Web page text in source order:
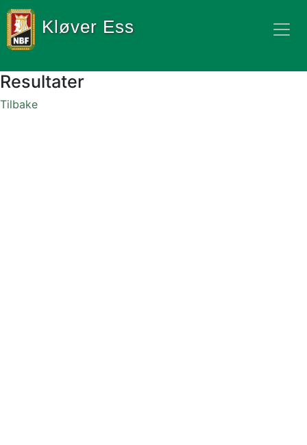
Kløver Ess
Resultater
Tilbake